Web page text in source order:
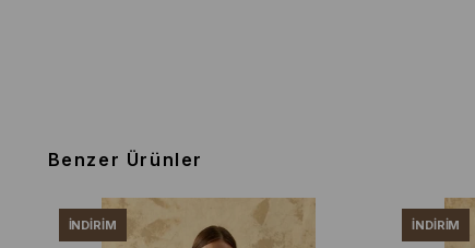
Benzer Ürünler
İNDIRIM İNDIRIM